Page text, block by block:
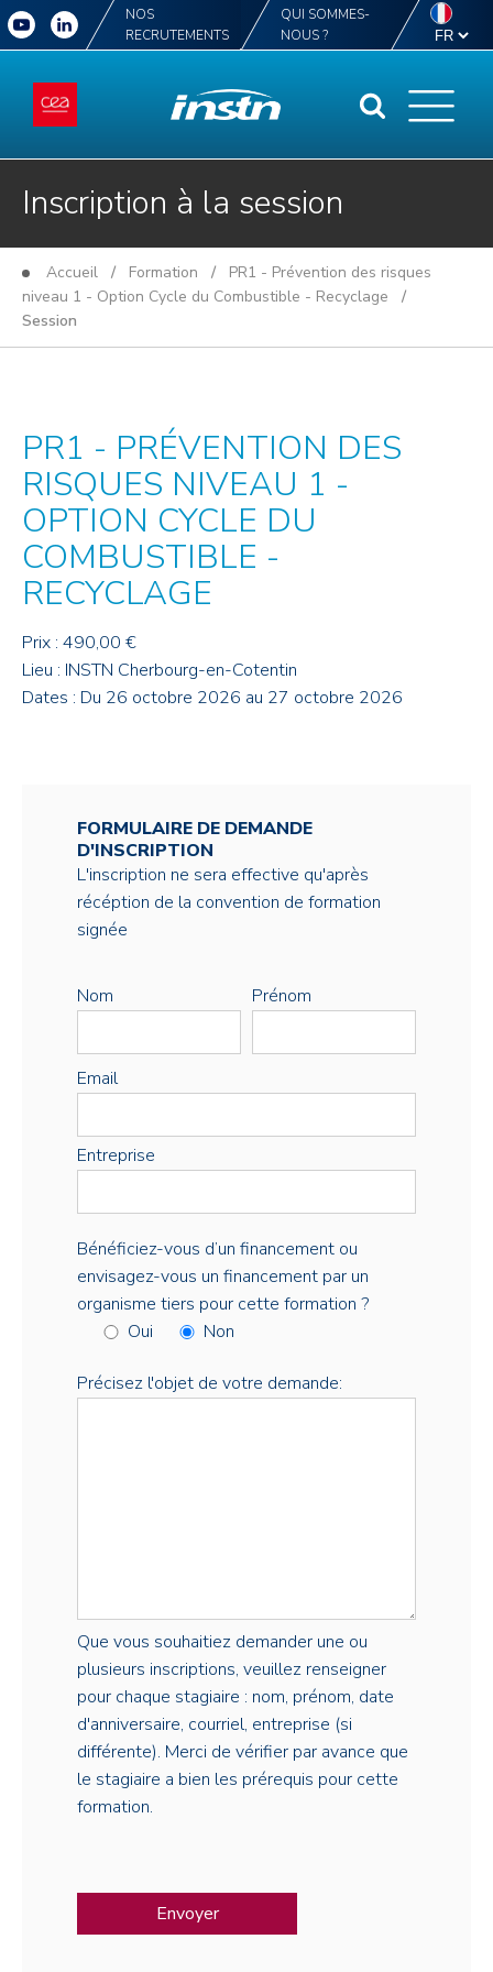
NOS
RECRUTEMENTS
QUI SOMMES-
NOUS ?
Inscription à la session
Accueil / Formation / PR1 - Prévention des risques
niveau 1 - Option Cycle du Combustible - Recyclage /
Session
PR1 - PRÉVENTION DES
RISQUES NIVEAU 1 -
OPTION CYCLE DU
COMBUSTIBLE -
RECYCLAGE
Prix : 490,00 €
Lieu : INSTN Cherbourg-en-Cotentin
Dates : Du 26 octobre 2026 au 27 octobre 2026
FORMULAIRE DE DEMANDE
D'INSCRIPTION
L'inscription ne sera effective qu'après
récéption de la convention de formation
signée
Nom Prénom
Email
Entreprise
Bénéficiez-vous d’un financement ou
envisagez-vous un financement par un
organisme tiers pour cette formation ?
Oui
Non
Précisez l'objet de votre demande:
Que vous souhaitiez demander une ou
plusieurs inscriptions, veuillez renseigner
pour chaque stagiaire : nom, prénom, date
d'anniversaire, courriel, entreprise (si
différente). Merci de vérifier par avance que
le stagiaire a bien les prérequis pour cette
formation.